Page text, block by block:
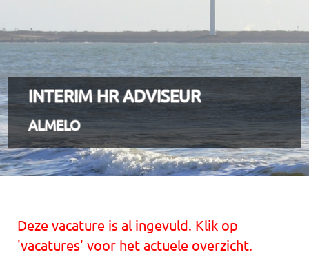
INTERIM HR ADVISEUR
ALMELO
Deze vacature is al ingevuld. Klik op
'vacatures' voor het actuele overzicht.